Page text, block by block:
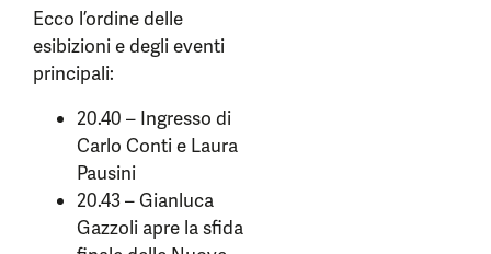
Ecco l’ordine delle
esibizioni e degli eventi
principali:
20.40 – Ingresso di
Carlo Conti e Laura
Pausini
20.43 – Gianluca
Gazzoli apre la sfida